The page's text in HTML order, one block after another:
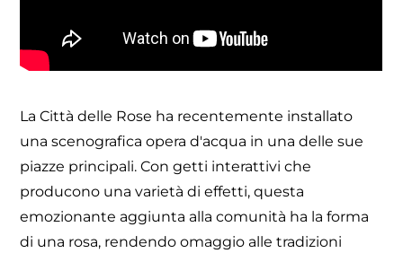
La Città delle Rose ha recentemente installato
una scenografica opera d'acqua in una delle sue
piazze principali. Con getti interattivi che
producono una varietà di effetti, questa
emozionante aggiunta alla comunità ha la forma
di una rosa, rendendo omaggio alle tradizioni